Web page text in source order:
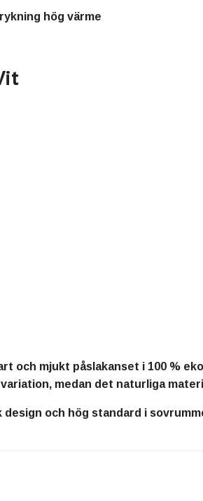
hög värme
och mjukt påslakanset i 100 %
medan det naturliga
och hög standard i